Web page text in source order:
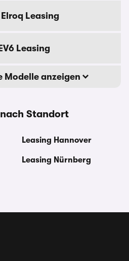
Leasing
Leasing
Modelle anzeigen
Standort
Leasing Hannover
Leasing Nürnberg